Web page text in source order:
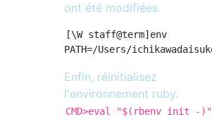
ont été modifiées.
[\W staff@term]env
Enfin, réinitialisez
l'environnement ruby.
CMD>eval "$(rbenv init -)"